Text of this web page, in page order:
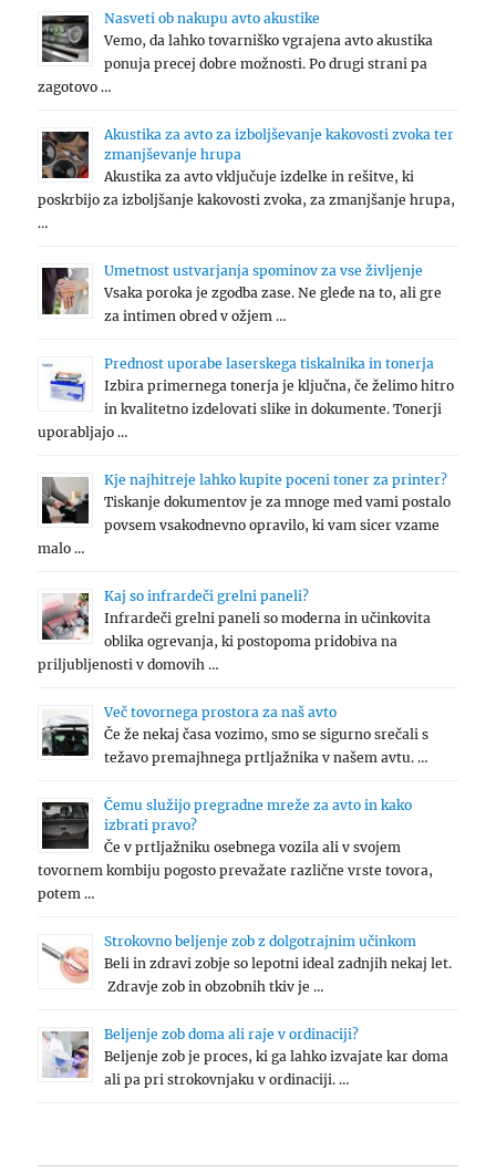
Nasveti ob nakupu avto akustike
Vemo, da lahko tovarniško vgrajena avto akustika
ponuja precej dobre možnosti. Po drugi strani pa
zagotovo …
Akustika za avto za izboljševanje kakovosti zvoka ter
zmanjševanje hrupa
Akustika za avto vključuje izdelke in rešitve, ki
poskrbijo za izboljšanje kakovosti zvoka, za zmanjšanje hrupa,
…
Umetnost ustvarjanja spominov za vse življenje
Vsaka poroka je zgodba zase. Ne glede na to, ali gre
za intimen obred v ožjem …
Prednost uporabe laserskega tiskalnika in tonerja
Izbira primernega tonerja je ključna, če želimo hitro
in kvalitetno izdelovati slike in dokumente. Tonerji
uporabljajo …
Kje najhitreje lahko kupite poceni toner za printer?
Tiskanje dokumentov je za mnoge med vami postalo
povsem vsakodnevno opravilo, ki vam sicer vzame
malo …
Kaj so infrardeči grelni paneli?
Infrardeči grelni paneli so moderna in učinkovita
oblika ogrevanja, ki postopoma pridobiva na
priljubljenosti v domovih …
Več tovornega prostora za naš avto
Če že nekaj časa vozimo, smo se sigurno srečali s
težavo premajhnega prtljažnika v našem avtu. …
Čemu služijo pregradne mreže za avto in kako
izbrati pravo?
Če v prtljažniku osebnega vozila ali v svojem
tovornem kombiju pogosto prevažate različne vrste tovora,
potem …
Strokovno beljenje zob z dolgotrajnim učinkom
Beli in zdravi zobje so lepotni ideal zadnjih nekaj let.
Zdravje zob in obzobnih tkiv je …
Beljenje zob doma ali raje v ordinaciji?
Beljenje zob je proces, ki ga lahko izvajate kar doma
ali pa pri strokovnjaku v ordinaciji. …